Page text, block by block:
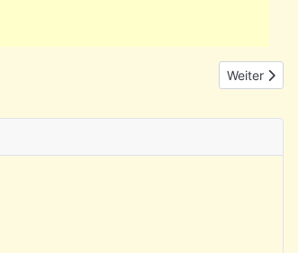
Nächster
Weiter